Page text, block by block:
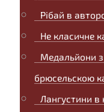
Рібай в
Не класичне
Медальйони
брюсельскою
Лангустини